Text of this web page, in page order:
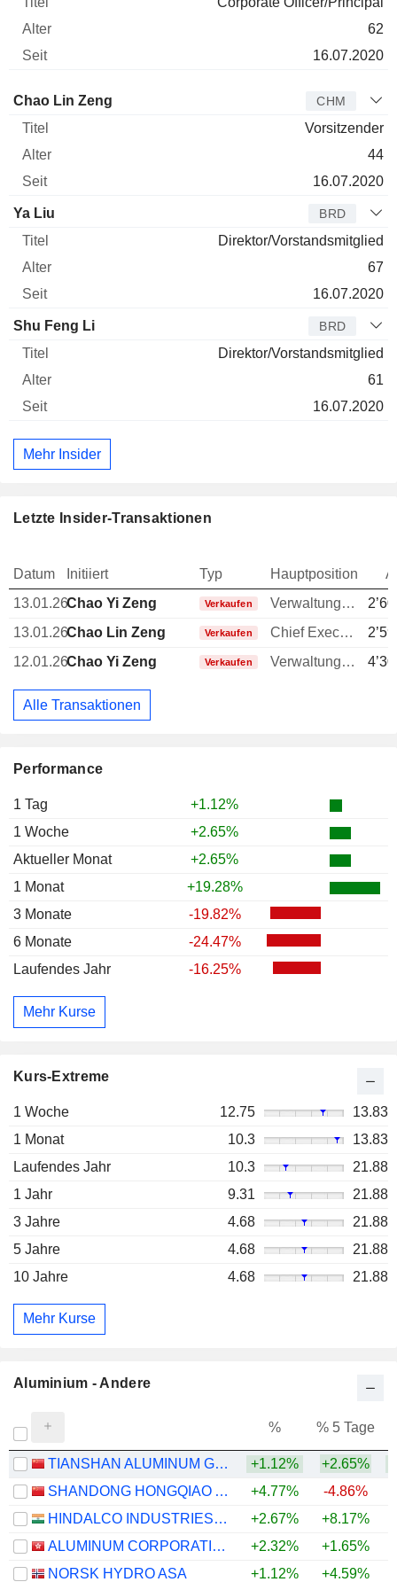
Performance
1 Tag
+1.12%
1 Woche
+2.65%
Aktueller Monat
+2.65%
1 Monat
+19.28%
3 Monate
-19.82%
6 Monate
-24.47%
Laufendes Jahr
-16.25%
Mehr Kurse
Kurs-Extreme
1 Woche 12.75
13.83
1 Monat
10.3
13.83
Laufendes Jahr
10.3
21.88
1 Jahr
9.31
21.88
3 Jahre
4.68
21.88
5 Jahre
4.68
21.88
10 Jahre
4.68 21.88
Mehr Kurse
62
16.07.2020
Verwaltungsratsmitglied
Chao Lin Zeng CHM
Vorsitzender
44
16.07.2020
Ya Liu BRD
Direktor/Vorstandsmitglied
67
16.07.2020
Shu Feng Li BRD
Direktor/Vorstandsmitglied
61
16.07.2020
Mehr Insider
Letzte Insider-Transaktionen
Datum Initiiert Typ Hauptposition
13.01.26Chao Yi Zeng Verkaufen Verwaltungsratsmitglied
13.01.26Chao Lin Zeng Verkaufen Chief Executive Officer (CEO)
12.01.26Chao Yi Zeng Verkaufen Verwaltungsratsmitglied
Alle Transaktionen
Aluminium - Andere
% % 5 Tage
TIANSHAN ALUMINUM GROUP CO.,LTD +1.12% +2.65%
SHANDONG HONGQIAO ALUMINUM INDUSTRY HOLDING COMPANY LIMITED
+4.77% -4.86%
HINDALCO INDUSTRIES LIMITED
+2.67% +8.17%
ALUMINUM CORPORATION OF CHINA LIMITED
+2.32% +1.65%
NORSK HYDRO ASA
+1.12% +4.59%